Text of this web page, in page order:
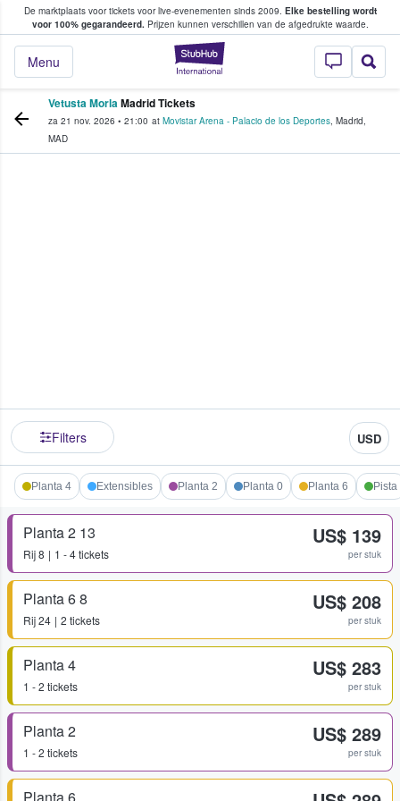
De marktplaats voor tickets voor live-evenementen sinds 2009. Elke bestelling wordt
voor 100% gegarandeerd.Prijzen kunnen verschillen van de afgedrukte waarde.
StubHub: waar
Menu
tickets kopen en verkopen
Vetusta MorlaMadrid Tickets
za 21 nov. 2026 • 21:00 at Movistar Arena - Palacio de los Deportes, Madrid,
MAD
Filters USD
Planta 4 Extensibles Planta 2 Planta 0 Planta 6 Pista
Planta 2 13
Rij8 1 - 4 tickets
US$ 139
per stuk
Planta 6 8
Rij24 2 tickets
US$ 208
per stuk
Planta 4
1 - 2 tickets
US$ 283
per stuk
Planta 2
1 - 2 tickets
US$ 289
per stuk